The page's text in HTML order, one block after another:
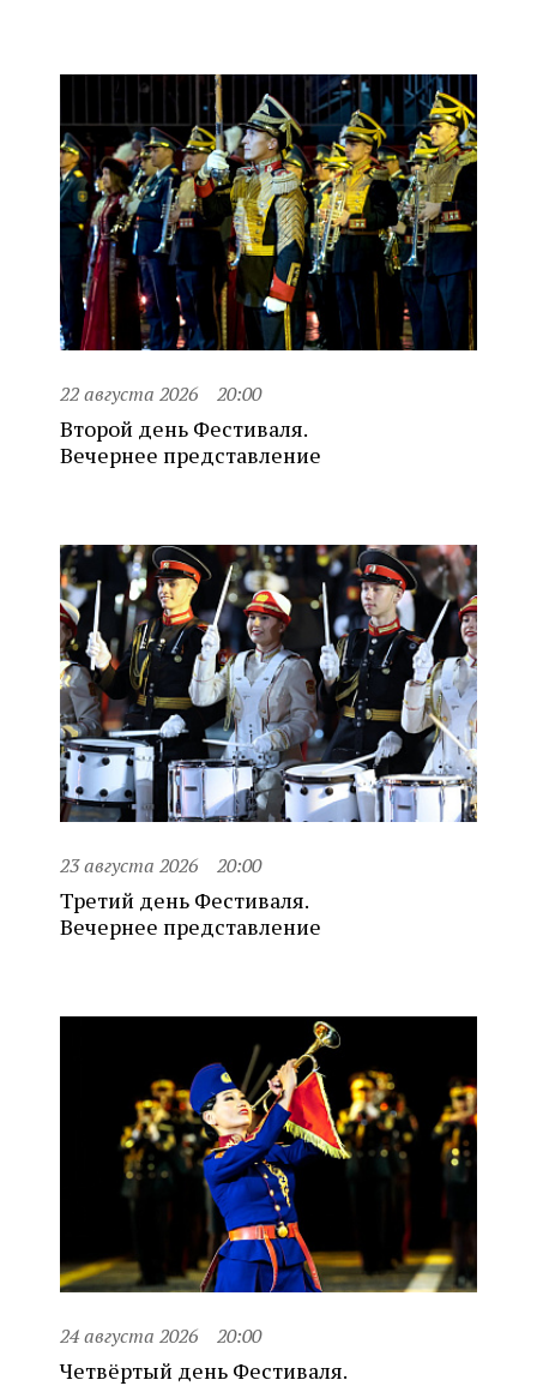
22 августа 2026 20:00
Второй день Фестиваля.
Вечернее представление
23 августа 2026 20:00
Третий день Фестиваля.
Вечернее представление
24 августа 2026 20:00
Четвёртый день Фестиваля.